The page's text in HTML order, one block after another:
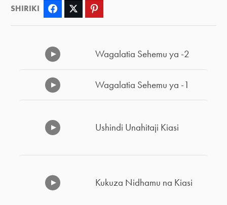
SHIRIKI Facebook Twitter
Wagalatia Sehemu ya -2
Wagalatia Sehemu ya -1
Ushindi Unahitaji Kiasi
Kukuza Nidhamu na Kiasi